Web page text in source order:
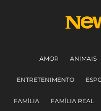
AMOR ANIMAIS
ENTRETENIMENTO
FAMÍLIA FAMÍLIA REAL